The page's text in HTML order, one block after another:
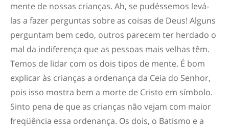
mente de nossas crianças. Ah, se pudéssemos levá-
las a fazer perguntas sobre as coisas de Deus! Alguns
perguntam bem cedo, outros parecem ter herdado o
mal da indiferença que as pessoas mais velhas têm.
Temos de lidar com os dois tipos de mente. É bom
explicar às crianças a ordenança da Ceia do Senhor,
pois isso mostra bem a morte de Cristo em símbolo.
Sinto pena de que as crianças não vejam com maior
freqüência essa ordenança. Os dois, o Batismo e a